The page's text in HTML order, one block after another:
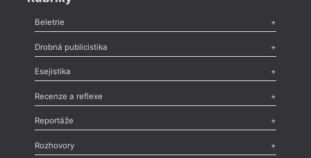
Beletrie
Poezie,Próza,Dokumenty
Drobná publicistika
Odlesk
Nekrolog,Glosa,Sloupek,Pozvánka,Literární soutěž,
Esejistika
Esej , Pádlo,Úvaha
Recenze a reflexe
Recenze
Méně slov o próze,Celá rubrika
Reportáže
Literární zítřky
Celá rubrika
Rozhovory